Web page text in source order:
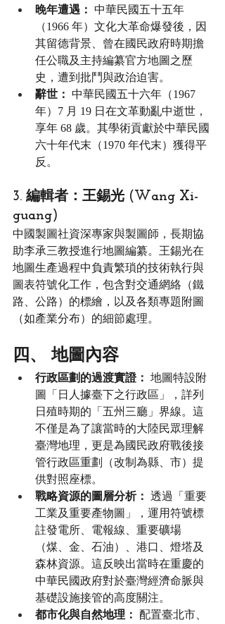
晚年遭遇： 中華民國五十五年
（1966 年）文化大革命爆發後，因
其留德背景、曾在國民政府時期擔
任公職及主持編纂官方地圖之歷
史，遭到批鬥與政治迫害。
辭世： 中華民國五十六年（1967
年）7 月 19 日在文革動亂中逝世，
享年 68 歲。其學術貢獻於中華民國
六十年代末（1970 年代末）獲得平
反。
3. 編輯者：王錫光 (Wang Xi-
guang)
中國製圖社資深專家與製圖師，長期協
助李承三教授進行地圖編纂。王錫光在
地圖生產過程中負責繁瑣的技術執行與
圖表符號化工作，包含對交通網絡（鐵
路、公路）的標繪，以及各類專題附圖
（如產業分布）的細節處理。
四、 地圖內容
行政區劃的過渡實證： 地圖特設附
圖「日人據臺下之行政區」，詳列
日殖時期的「五州三廳」界線。這
不僅是為了讓當時的大陸民眾理解
臺灣地理，更是為國民政府戰後接
管行政區重劃（改制為縣、市）提
供對照座標。
戰略資源的圖層分析： 透過「重要
工業及重要產物圖」，運用符號標
註發電所、電報線、重要礦場
（煤、金、石油）、港口、燈塔及
森林資源。這反映出當時在重慶的
中華民國政府對於臺灣經濟命脈與
基礎設施接管的高度關注。
都市化與自然地理： 配置臺北市、